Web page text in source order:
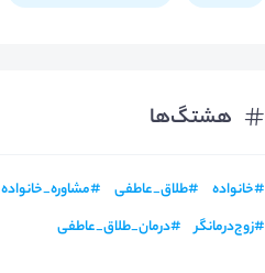
هشتگ‌ها
#خانواده #طلاق_عاطفی #مشاوره_خانواده
#زوج‌درمانگر #درمان_طلاق_عاطفی